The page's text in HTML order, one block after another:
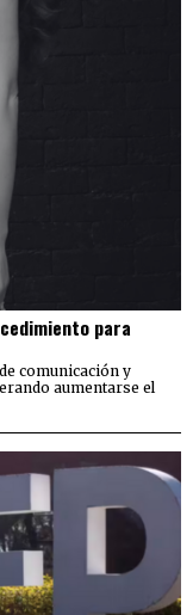
para
comunicación y
aumentarse el